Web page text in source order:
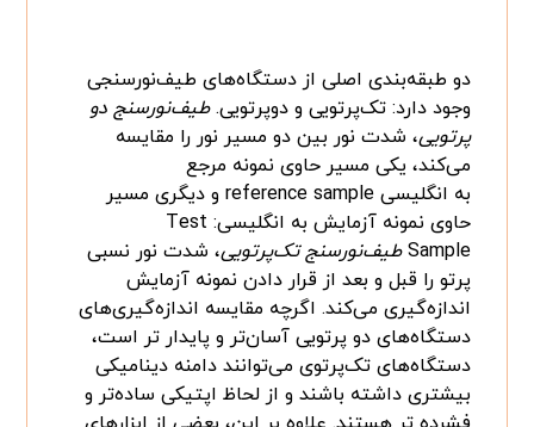
دو طبقه‌بندی اصلی از دستگاه‌های طیف‌نورسنجی
وجود دارد: تک‌پرتویی و دوپرتویی.طیف‌نورسنج دو
پرتویی، شدت نور بین دو مسیر نور را مقایسه
می‌کند، یکی مسیر حاوی نمونه مرجع
به انگلیسی reference sample و دیگری مسیر
حاوی نمونه آزمایش به انگلیسی: Test
Sample طیف‌نورسنج تک‌پرتویی، شدت نور نسبی
پرتو را قبل و بعد از قرار دادن نمونه آزمایش
اندازه‌گیری می‌کند. اگرچه مقایسه اندازه‌گیری‌های
دستگاه‌های دو پرتویی آسان‌تر و پایدار تر است،
دستگاه‌های تک‌پرتوی می‌توانند دامنه دینامیکی
بیشتری داشته باشند و از لحاظ اپتیکی ساده‌تر و